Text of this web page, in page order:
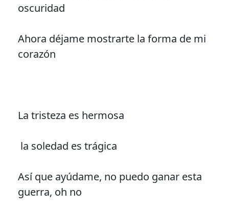
oscuridad
Ahora déjame mostrarte la forma de mi
corazón
La tristeza es hermosa
la soledad es trágica
Así que ayúdame, no puedo ganar esta
guerra, oh no